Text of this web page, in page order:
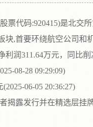
代码:920415)是北交所
首要环绕航空公司和
311.64万元，同比削减
08-28 09:29:09)
06-05 20:36:27)
露发行并在精选层挂